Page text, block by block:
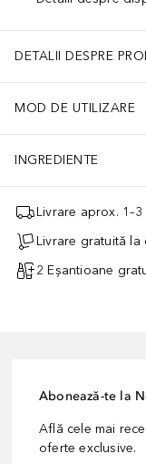
DETALII DESPRE
MOD DE UTILIZARE
INGREDIENTE
Livrare aprox.
Livrare gratuită la
2 Eșantioane
Abonează-te la
Află cele mai
oferte exclusive.